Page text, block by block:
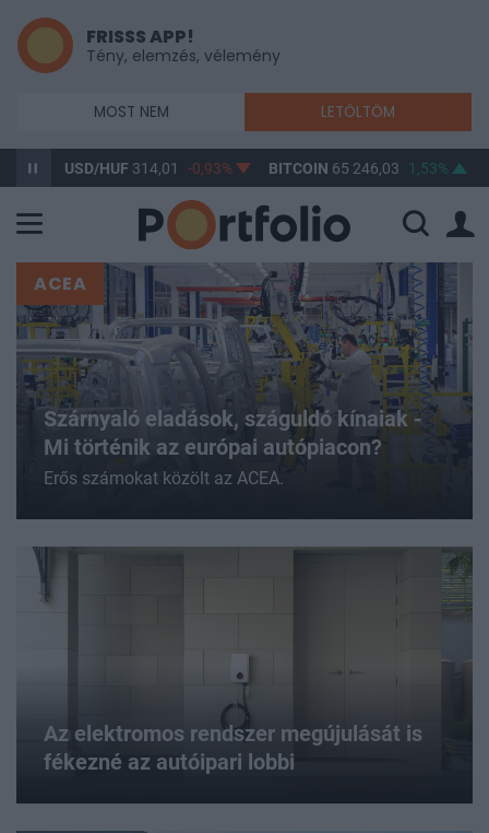
FRISSS APP!
Tény, elemzés, vélemény
MOST NEM LETÖLTÖM
HUF 314,01 -0,93% BITCOIN 65 246,03 1,53% BUX 148
ACEA
Szárnyaló eladások, száguldó kínaiak -
Mi történik az európai autópiacon?
Erős számokat közölt az ACEA.
Az elektromos rendszer megújulását is
fékezné az autóipari lobbi